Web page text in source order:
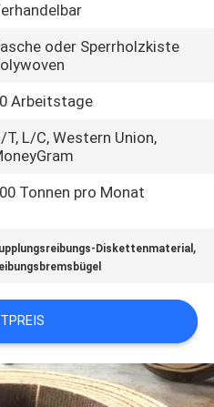
oder Sperrholzkiste
Arbeitstage
T, L/C, Western Union,
Tonnen pro Monat
Diskettenmaterial ,